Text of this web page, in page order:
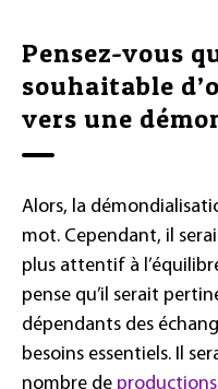
Pensez-vous
souhaitable
vers une
Alors, la
mot. Cependant, il
plus attentif à
pense qu’il serait
dépendants des
besoins essentiels. Il
nombre de